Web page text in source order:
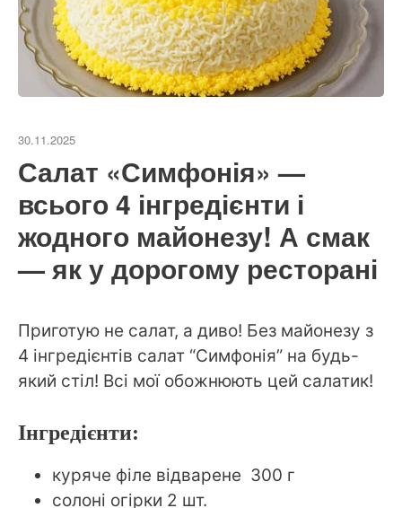
30.11.2025
Салат «Симфонія» —
всього 4 інгредієнти і
жодного майонезу! А смак
— як у дорогому ресторані
Приготую не салат, а диво! Без майонезу з
4 інгредієнтів салат “Симфонія” на будь-
який стіл! Всі мої обожнюють цей салатик!
Інгредієнти:
куряче філе відварене 300 г
солоні огірки 2 шт.